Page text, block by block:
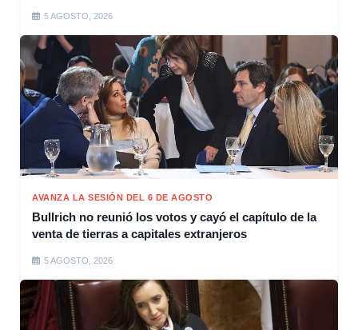
5 AGOSTO, 2026
AVANZA LA SESIÓN DEL 6 DE AGOSTO
Bullrich no reunió los votos y cayó el capítulo de la
venta de tierras a capitales extranjeros
5 AGOSTO, 2026